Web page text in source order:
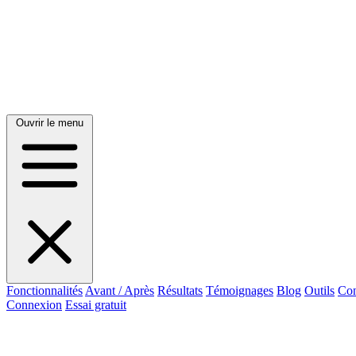
Ouvrir le menu
Fonctionnalités Avant / Après Résultats Témoignages Blog Outils
Connexion Essai gratuit